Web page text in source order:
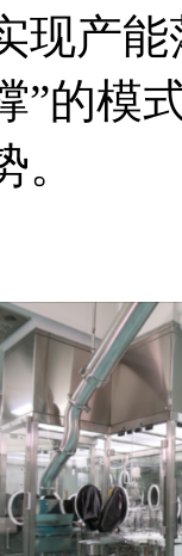
现产
”的模